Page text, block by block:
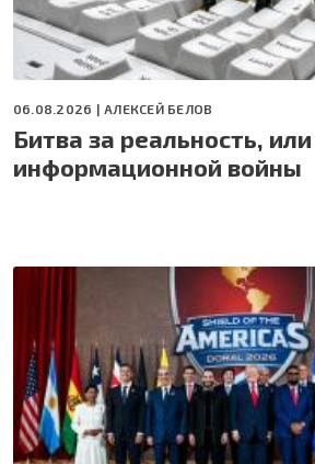
06.08.2026 | АЛЕКСЕЙ БЕЛОВ
Битва за реальность,
информационной войны